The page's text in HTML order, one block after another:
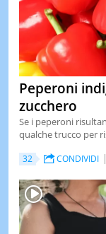
Peperoni
zucchero
Se i peperoni
qualche trucco per
32 CONDIVIDI